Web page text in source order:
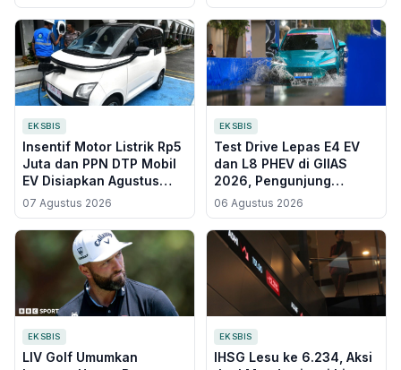
EKSBIS
Insentif Motor Listrik Rp5
Juta dan PPN DTP Mobil
EV Disiapkan Agustus
2026, Menkeu Sebut
Kuota 500.000 Unit
07 Agustus 2026
EKSBIS
Test Drive Lepas E4 EV
dan L8 PHEV di GIIAS
2026, Pengunjung
Buktikan Langsung
Ketangguhan Mobil
Listrik
06 Agustus 2026
EKSBIS
LIV Golf Umumkan
EKSBIS
IHSG Lesu ke 6.234, Aksi